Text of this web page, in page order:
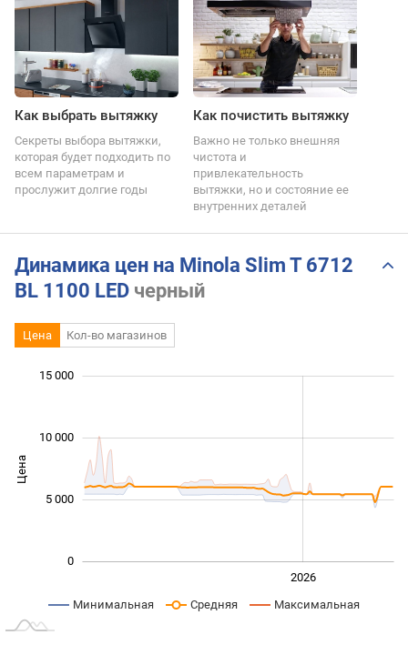
Как выбрать вытяжку
Секреты выбора вытяжки,
которая будет подходить по
всем параметрам и
прослужит долгие годы
Как почистить вытяжку
Важно не только внешняя
чистота и
привлекательность
вытяжки, но и состояние ее
внутренних деталей
Динамика цен на Minola Slim T 6712
BL 1100 LED черный
Цена Кол-во магазинов
Цена
0
15 000
10 000
5 000
2026
Минимальная Средняя Максимальная